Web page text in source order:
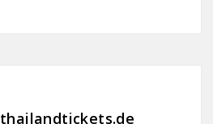
thailandtickets.de